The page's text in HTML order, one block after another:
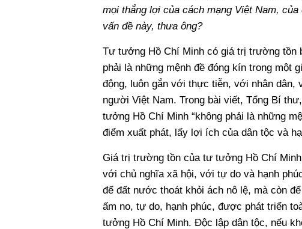
mọi thắng lợi của cách mạng Việt Nam,
vấn đề này, thưa ông?
Tư tưởng Hồ Chí Minh có giá trị trường tồn
phải là những mệnh đề đóng kín trong một
động, luôn gắn với thực tiễn, với nhân dân,
người Việt Nam. Trong bài viết, Tổng Bí
tưởng Hồ Chí Minh “không phải là những
điểm xuất phát, lấy lợi ích của dân tộc và
Giá trị trường tồn của tư tưởng Hồ Chí
với chủ nghĩa xã hội, với tự do và hạnh
để đất nước thoát khỏi ách nô lệ, mà còn
ấm no, tự do, hạnh phúc, được phát triển
tưởng Hồ Chí Minh. Độc lập dân tộc, nếu